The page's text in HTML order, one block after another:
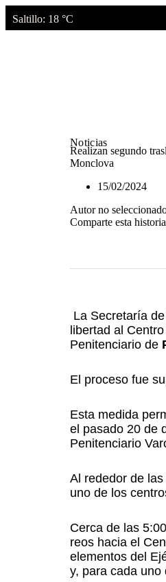
Saltillo: 18 °C
Noticias
Realizan segundo
Monclova
15/02/2024
Autor no
Comparte esta historia
La Secretaría
libertad al
Penitenciario de
El proceso fue
Esta medida
el pasado 20 de
Penitenciario
Al rededor de
uno de los
Cerca de las
reos hacia el
elementos del
y, para cada uno